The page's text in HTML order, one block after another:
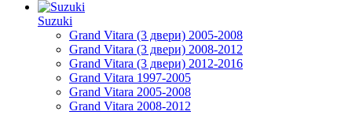
Suzuki
Grand Vitara (3 двери) 2005-2008
Grand Vitara (3 двери) 2008-2012
Grand Vitara (3 двери) 2012-2016
Grand Vitara 1997-2005
Grand Vitara 2005-2008
Grand Vitara 2008-2012